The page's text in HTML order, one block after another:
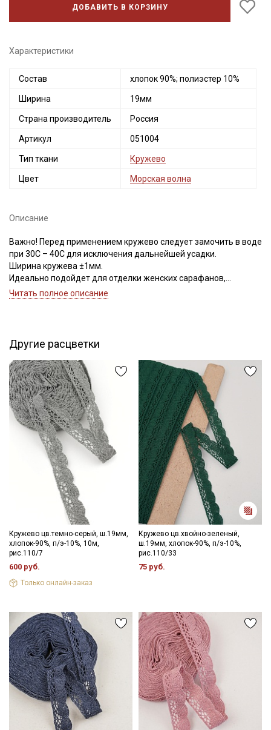
ДОБАВИТЬ В КОРЗИНУ
Характеристики
Состав хлопок 90%; полиэстер 10%
Ширина 19мм
Страна производитель Россия
Артикул 051004
Тип ткани Кружево
Цвет Морская волна
Описание
Важно! Перед применением кружево следует замочить в воде
при 30С – 40С для исключения дальнейшей усадки.
Ширина кружева ±1мм.
Идеально подойдет для отделки женских сарафанов,
платьев, юбок, рукавов.
Цветопередача может отличаться от оригинального цвета в
зависимости от настроек вашего монитора.
Читать полное описание
Другие расцветки
Кружево цв.темно-серый, ш.19мм,
хлопок-90%, п/э-10%, 10м,
рис.110/7
600 руб.
Только онлайн-заказ
Кружево цв.хвойно-зеленый,
ш.19мм, хлопок-90%, п/э-10%,
рис.110/33
75 руб.